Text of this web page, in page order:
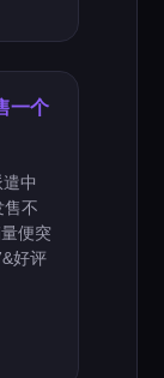
一个
中
售不
便突
好评